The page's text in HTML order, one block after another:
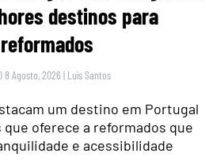
destinos para
reformados
8 Agosto, 2026 | Luís Santos
um destino em Portugal
oferece a reformados que
e acessibilidade